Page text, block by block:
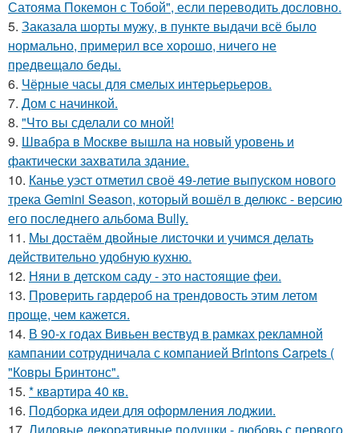
Сатояма Покемон с Тобой", если переводить дословно.
5. Заказала шорты мужу, в пункте выдачи всё было
нормально, примерил все хорошо, ничего не
предвещало беды.
6. Чёрные часы для смелых интерьерьеров.
7. Дом с начинкой.
8. "Что вы сделали со мной!
9. Швабра в Москве вышла на новый уровень и
фактически захватила здание.
10. Канье уэст отметил своё 49-летие выпуском нового
трека Gemini Season, который вошёл в делюкс - версию
его последнего альбома Bully.
11. Мы достаём двойные листочки и учимся делать
действительно удобную кухню.
12. Няни в детском саду - это настоящие феи.
13. Проверить гардероб на трендовость этим летом
проще, чем кажется.
14. В 90-х годах Вивьен вествуд в рамках рекламной
кампании сотрудничала с компанией Brintons Carpets (
"Ковры Бринтонс".
15. * квартира 40 кв.
16. Подборка идеи для оформления лоджии.
17. Лиловые декоративные подушки - любовь с первого